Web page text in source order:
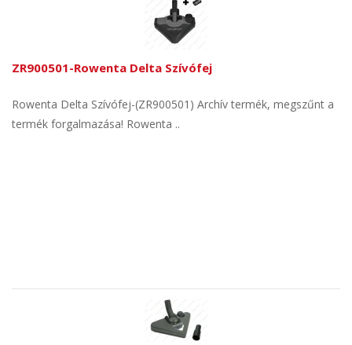
ZR900501-Rowenta Delta Szívófej
Rowenta Delta Szívófej-(ZR900501) Archív termék, megszűnt a
termék forgalmazása! Rowenta ..